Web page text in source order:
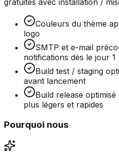
gratuites avec installation /
Couleurs du thème
logo
SMTP et e-mail
notifications dès le jour 1
Build test / staging
avant lancement
Build release
plus légers et rapides
Pourquoi nous